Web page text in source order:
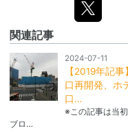
関連記事
2024-07-11
【2019年記
口再開発、ホ
口…
※この記事は当
ブロ…